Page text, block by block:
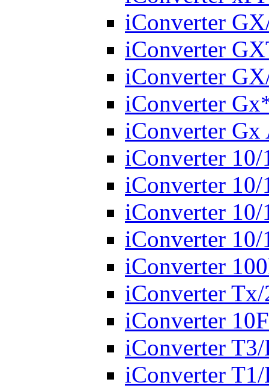
iConverter
iConverter
iConverter
iConverter
iConverter Gx
iConverter
iConverter
iConverter
iConverter 10/
iConverter
iConverter
iConverter
iConverter
iConverter